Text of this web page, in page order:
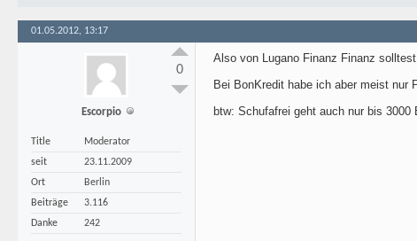
01.05.2012, 13:17
Escorpio
Title
Moderator
seit
23.11.2009
Ort
Berlin
Beiträge
3.116
Danke
242
0
Also von Lugano Finanz Finanz
Bei BonKredit habe ich aber meist nur
btw: Schufafrei geht auch nur bis 3000